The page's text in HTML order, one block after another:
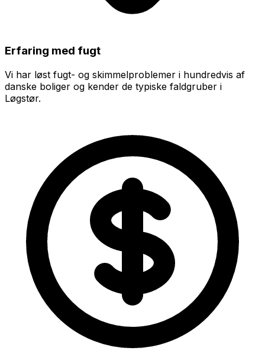
Erfaring med fugt
Vi har løst fugt- og skimmelproblemer i hundredvis af
danske boliger og kender de typiske faldgruber i
Løgstør.